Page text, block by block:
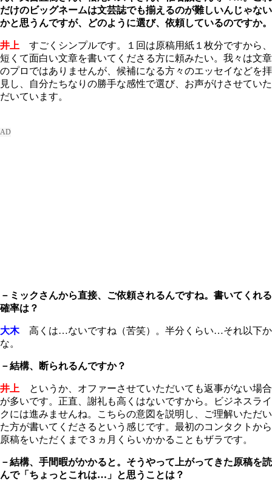
だけのビッグネームは文芸誌でも揃えるのが難しいんじゃない
かと思うんですが、どのように選び、依頼しているのですか。
井上 すごくシンプルです。１回は原稿用紙１枚分ですから、
短くて面白い文章を書いてくださる方に頼みたい。我々は文章
のプロではありませんが、候補になる方々のエッセイなどを拝
見し、自分たちなりの勝手な感性で選び、お声がけさせていた
だいています。
－ミックさんから直接、ご依頼されるんですね。書いてくれる
確率は？
大木高くは…ないですね（苦笑）。半分くらい…それ以下か
な。
－結構、断られるんですか？
井上 というか、オファーさせていただいても返事がない場合
が多いです。正直、謝礼も高くはないですから。ビジネスライ
クには進みませんね。こちらの意図を説明し、ご理解いただい
た方が書いてくださるという感じです。最初のコンタクトから
原稿をいただくまで３ヵ月くらいかかることもザラです。
－結構、手間暇がかかると。そうやって上がってきた原稿を読
んで「ちょっとこれは…」と思うことは？